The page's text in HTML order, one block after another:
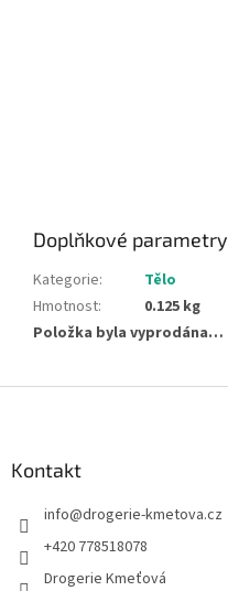
Doplňkové parametry
Kategorie:
Tělo
Hmotnost:
0.125 kg
Položka byla vyprodána…
Kontakt
info@drogerie-kmetova.cz
+420 778518078
Drogerie Kmeťová